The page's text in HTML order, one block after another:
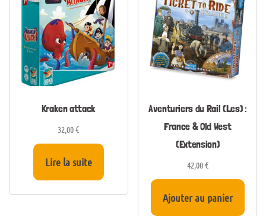
Kraken attack
32,00€
Lire la suite
Aventuriers du Rail (Les) :
France & Old West
(Extension)
42,00€
Ajouter au panier